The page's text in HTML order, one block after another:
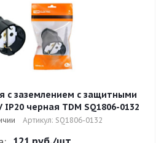
с заземлением с защитными
черная TDM SQ1806-0132
Артикул: SQ1806-0132